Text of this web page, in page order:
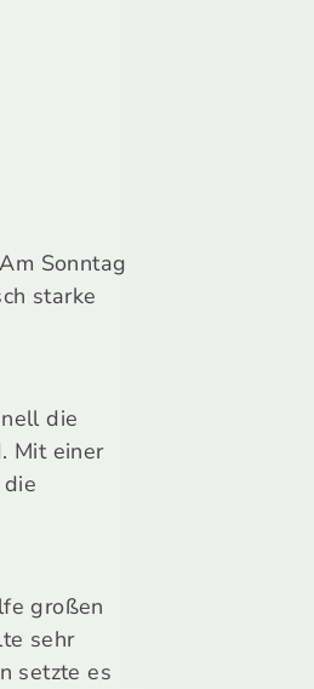
Sonntag
starke
die
Mit einer
großen
sehr
setzte es